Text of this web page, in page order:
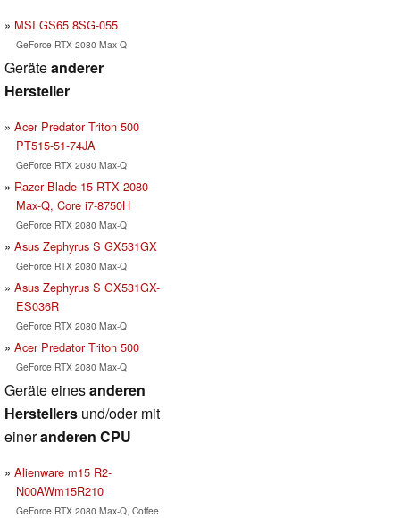
MSI GS65 8SG-055
GeForce RTX 2080 Max-Q
Geräteanderer
Hersteller
Acer Predator Triton 500
PT515-51-74JA
GeForce RTX 2080 Max-Q
Razer Blade 15 RTX 2080
Max-Q, Core i7-8750H
GeForce RTX 2080 Max-Q
Asus Zephyrus S GX531GX
GeForce RTX 2080 Max-Q
Asus Zephyrus S GX531GX-
ES036R
GeForce RTX 2080 Max-Q
Acer Predator Triton 500
GeForce RTX 2080 Max-Q
Geräte einesanderen
Herstellers und/oder mit
eineranderen CPU
Alienware m15 R2-
N00AWm15R210
GeForce RTX 2080 Max-Q, Coffee